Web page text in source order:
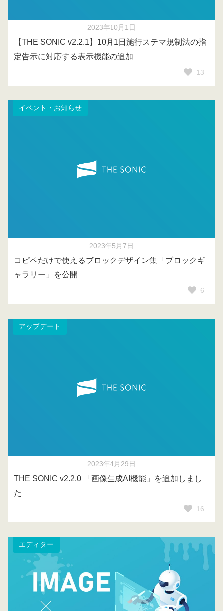
2023年10月1日
【THE SONIC v2.2.1】10月1日施行ステマ規制法の指
定告示に対応する表示機能の追加
13
イベント・お知らせ
2023年5月7日
コピペだけで使えるブロックデザイン集「ブロックギ
ャラリー」を公開
6
アップデート
2023年4月29日
THE SONIC v2.2.0 「画像生成AI機能」を追加しまし
た
16
エディター